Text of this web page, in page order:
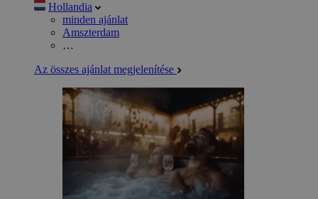
Hollandia
minden ajánlat
Amszterdam
…
Az összes ajánlat megjelenítése